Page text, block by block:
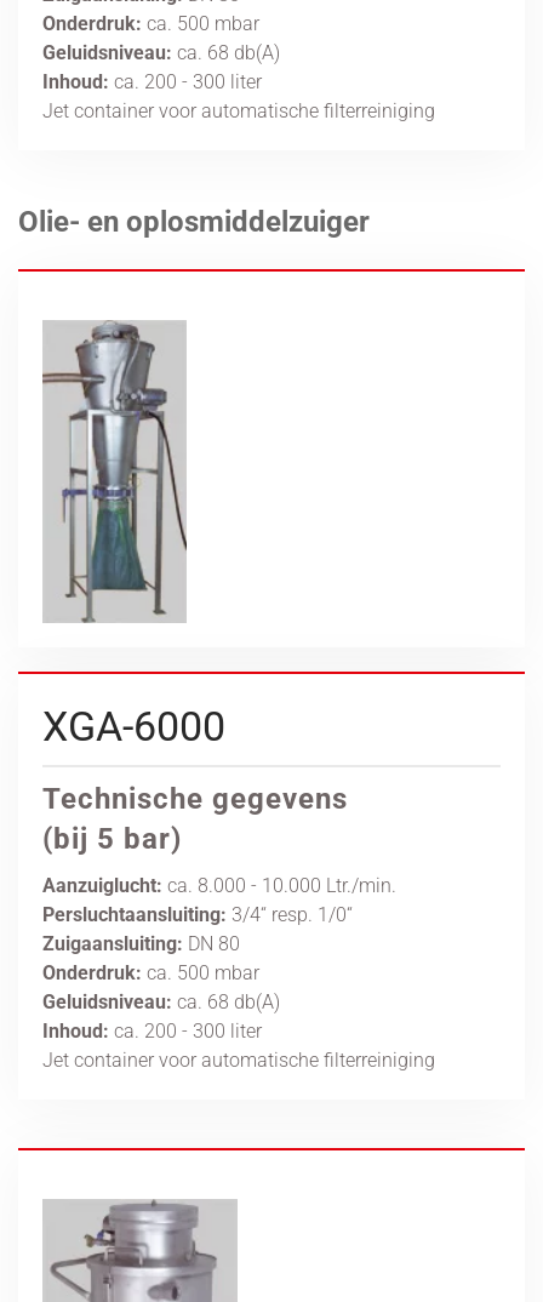
Onderdruk: ca. 500 mbar
Geluidsniveau: ca. 68 db(A)
Inhoud: ca. 200 - 300 liter
Jet container voor automatische filterreiniging
Olie- en oplosmiddelzuiger
XGA-6000
Technische gegevens
(bij 5 bar)
Aanzuiglucht: ca. 8.000 - 10.000 Ltr./min.
Persluchtaansluiting: 3/4“ resp. 1/0“
Zuigaansluiting: DN 80
Onderdruk: ca. 500 mbar
Geluidsniveau: ca. 68 db(A)
Inhoud: ca. 200 - 300 liter
Jet container voor automatische filterreiniging